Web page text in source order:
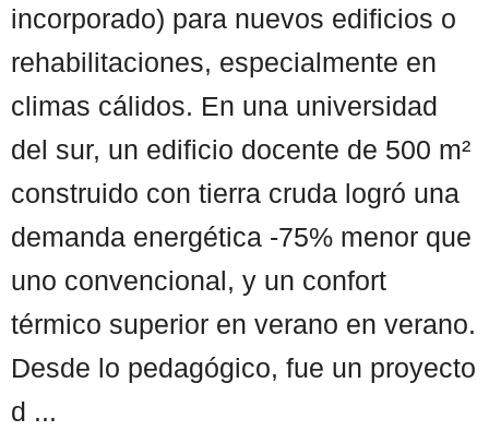
incorporado) para nuevos edificios o
rehabilitaciones, especialmente en
climas cálidos. En una universidad
del sur, un edificio docente de 500 m²
construido con tierra cruda logró una
demanda energética -75% menor que
uno convencional, y un confort
térmico superior en verano en verano.
Desde lo pedagógico, fue un proyecto
d ...